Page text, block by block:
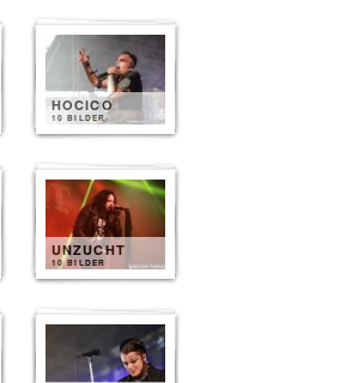
HOCICO
10 BILDER
UNZUCHT
10 BILDER